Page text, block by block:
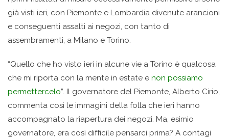
già visti ieri, con Piemonte e Lombardia divenute arancioni
e conseguenti assalti ai negozi, con tanto di
assembramenti, a Milano e Torino.
“Quello che ho visto ieri in alcune vie a Torino è qualcosa
che mi riporta con la mente in estate e non possiamo
permettercelo”. Il governatore del Piemonte, Alberto Cirio,
commenta così le immagini della folla che ieri hanno
accompagnato la riapertura dei negozi. Ma, esimio
governatore, era così difficile pensarci prima? A contagi